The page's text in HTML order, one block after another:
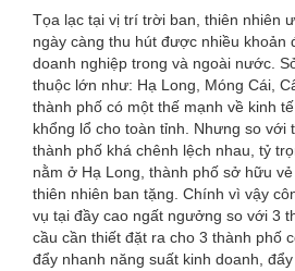
Tọa lạc tại vị trí trời ban, thiên nhiên
ngày càng thu hút được nhiều khoản
doanh nghiệp trong và ngoài nước.
thuộc lớn như: Hạ Long, Móng Cái,
thành phố có một thế mạnh về kinh
khổng lổ cho toàn tỉnh. Nhưng so với
thành phố khá chênh lệch nhau, tỷ
nằm ở Hạ Long, thành phố sở hữu
thiên nhiên ban tặng. Chính vì vậy
vụ tại đầy cao ngất ngưởng so với 3
cầu cần thiết đặt ra cho 3 thành phố
đẩy nhanh năng suất kinh doanh,